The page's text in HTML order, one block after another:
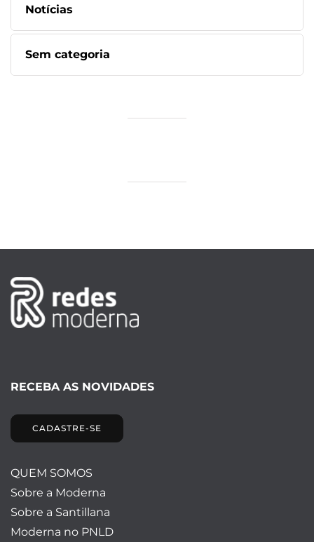
Notícias
Sem categoria
RECEBA AS NOVIDADES
CADASTRE-SE
QUEM SOMOS
Sobre a Moderna
Sobre a Santillana
Moderna no PNLD